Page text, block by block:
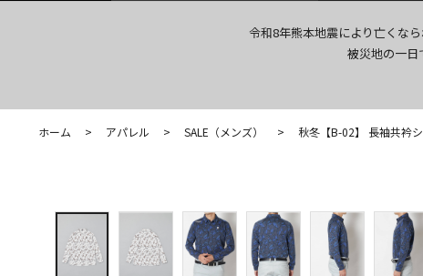
令和8年熊本地震により亡くな
被災地の一日
ホーム > アパレル > SALE（メンズ） > 秋冬【B-02】 長袖共衿